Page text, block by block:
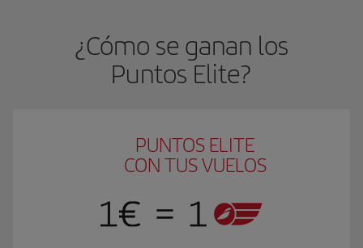
¿Cómo se ganan los
Puntos Elite?
PUNTOS ELITE
CON TUS VUELOS